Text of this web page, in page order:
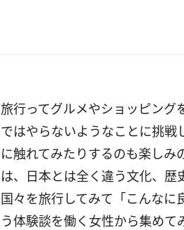
旅行ってグルメやショッピング
ではやらないようなことに挑戦
に触れてみたりするのも楽しみ
は、日本とは全く違う文化、歴
国々を旅行してみて「こんなに
う体験談を働く女性から集めて